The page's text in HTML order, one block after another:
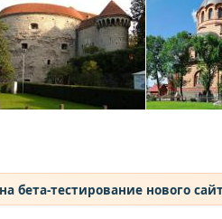
бета-тестирование нового